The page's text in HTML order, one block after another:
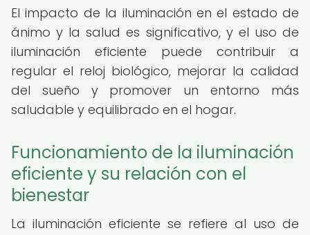
El impacto de la iluminación en el estado de
ánimo y la salud es significativo, y el uso de
iluminación eficiente puede contribuir a
regular el reloj biológico, mejorar la calidad
del sueño y promover un entorno más
saludable y equilibrado en el hogar.
Funcionamiento de la iluminación
eficiente y su relación con el
bienestar
La iluminación eficiente se refiere al uso de